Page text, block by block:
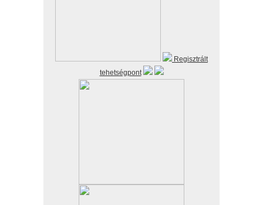
Regisztrált
tehetségpont